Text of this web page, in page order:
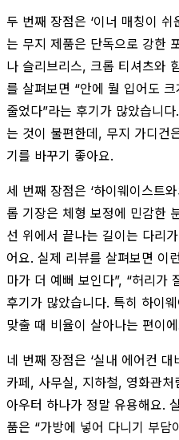
두 번째 장점은 ‘이너 매칭이
는 무지 제품은 단독으로 강한
나 슬리브리스, 크롭 티셔츠와
를 살펴보면 “안에 뭘 입어도
줄었다”라는 후기가 많았습니
는 것이 불편한데, 무지 가디건
기를 바꾸기 좋아요.
세 번째 장점은 ‘하이웨이스트
롭 기장은 체형 보정에 민감한
선 위에서 끝나는 길이는 다리
어요. 실제 리뷰를 살펴보면 이
마가 더 예뻐 보인다”, “허리가
후기가 많았습니다. 특히 하이
맞출 때 비율이 살아나는 편이
네 번째 장점은 ‘실내 에어컨
카페, 사무실, 지하철, 영화관
아우터 하나가 정말 유용해요.
품은 “가방에 넣어 다니기 부담